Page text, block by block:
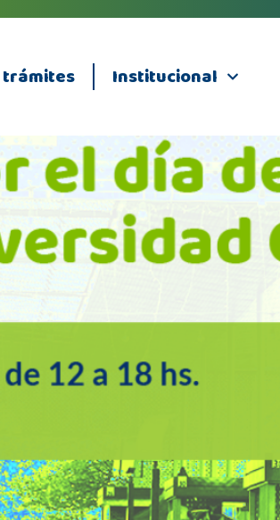
trámites Institucional